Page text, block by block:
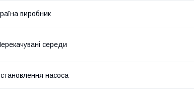
виробник
середи
насоса